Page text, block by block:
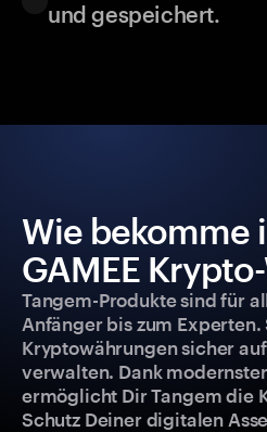
und gespeichert.
Wie bekomme
GAMEE
Tangem-Produkte sind für
Anfänger bis zum
Kryptowährungen sicher
verwalten. Dank
ermöglicht Dir Tangem die
Schutz Deiner digitalen